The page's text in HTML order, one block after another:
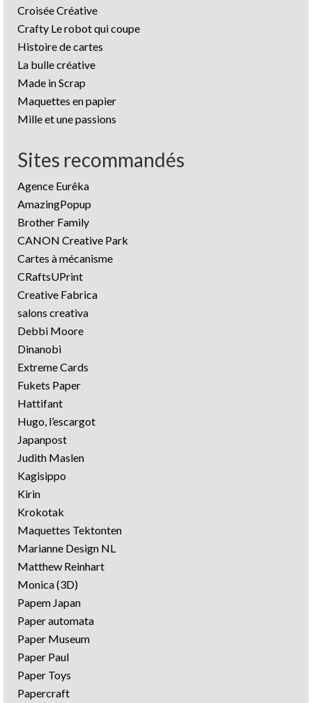
Croisée Créative
Crafty Le robot qui coupe
Histoire de cartes
La bulle créative
Made in Scrap
Maquettes en papier
Mille et une passions
Sites recommandés
Agence Eurêka
AmazingPopup
Brother Family
CANON Creative Park
Cartes à mécanisme
CRaftsUPrint
Creative Fabrica
salons creativa
Debbi Moore
Dinanobi
Extreme Cards
Fukets Paper
Hattifant
Hugo, l’escargot
Japanpost
Judith Maslen
Kagisippo
Kirin
Krokotak
Maquettes Tektonten
Marianne Design NL
Matthew Reinhart
Monica (3D)
Papem Japan
Paper automata
Paper Museum
Paper Paul
Paper Toys
Papercraft